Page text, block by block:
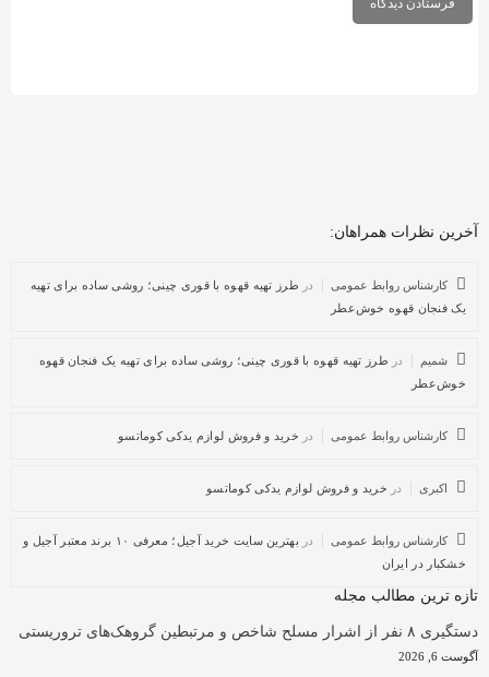
آخرین نظرات همراهان:
کارشناس روابط عمومی در طرز تهیه قهوه با قوری چینی؛ روشی ساده برای تهیه
یک فنجان قهوه خوش‌عطر
شمیم در طرز تهیه قهوه با قوری چینی؛ روشی ساده برای تهیه یک فنجان قهوه
خوش‌عطر
کارشناس روابط عمومی در خرید و فروش لوازم یدکی کوماتسو
اکبری در خرید و فروش لوازم یدکی کوماتسو
کارشناس روابط عمومی در
بهترین سایت خرید آجیل؛ معرفی ۱۰ برند معتبر آجیل و
خشکبار در ایران
تازه ترین مطالب مجله
دستگیری ۸ نفر از اشرار مسلح شاخص و مرتبطین گروهک‌های تروریستی
آگوست 6, 2026